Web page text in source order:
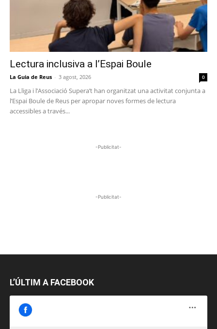
Lectura inclusiva a l’Espai Boule
La Guia de Reus - 3 agost, 2026 0
La Lliga i l’Associació Supera’t han organitzat una activitat conjunta a
l’Espai Boule de Reus per apropar noves formes de lectura
accessibles a través...
-Publicitat-
-Publicitat-
L’ÚLTIM A FACEBOOK